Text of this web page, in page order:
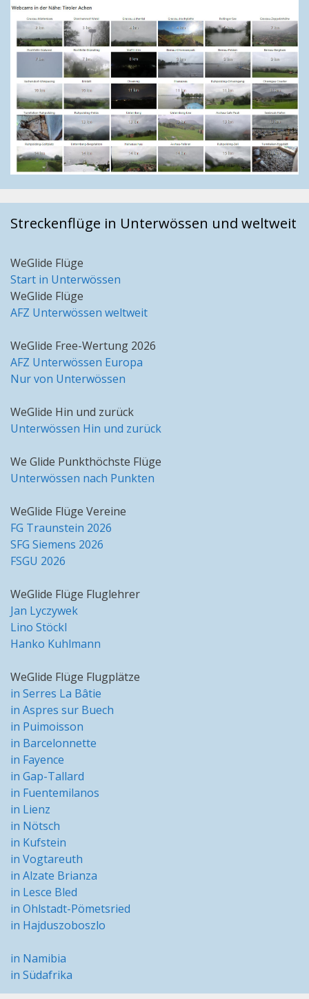
Streckenflüge in Unterwössen und weltweit
WeGlide Flüge
Start in Unterwössen
WeGlide Flüge
AFZ Unterwössen weltweit
WeGlide Free-Wertung 2026
AFZ Unterwössen Europa
Nur von Unterwössen
WeGlide Hin und zurück
Unterwössen Hin und zurück
We Glide Punkthöchste Flüge
Unterwössen nach Punkten
WeGlide Flüge Vereine
FG Traunstein 2026
SFG Siemens 2026
FSGU 2026
WeGlide Flüge Fluglehrer
Jan Lyczywek
Lino Stöckl
Hanko Kuhlmann
WeGlide Flüge Flugplätze
in Serres La Bâtie
in Aspres sur Buech
in Puimoisson
in Barcelonnette
in Fayence
in Gap-Tallard
in Fuentemilanos
in Lienz
in Nötsch
in Kufstein
in Vogtareuth
in Alzate Brianza
in Lesce Bled
in Ohlstadt-Pömetsried
in Hajduszoboszlo
in Namibia
in Südafrika